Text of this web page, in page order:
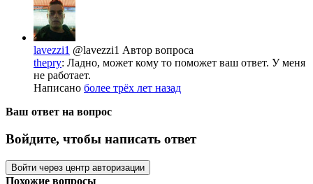
lavezzi1 @lavezzi1 Автор вопроса
thepry: Ладно, может кому то поможет ваш ответ. У меня
не работает.
Написано более трёх лет назад
Ваш ответ на вопрос
Войдите, чтобы написать ответ
Войти через центр авторизации
Похожие вопросы